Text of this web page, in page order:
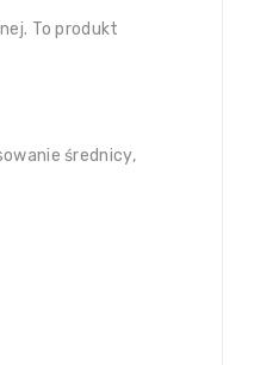
To produkt
średnicy,